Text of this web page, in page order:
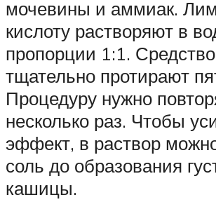
мочевины и аммиак.
кислоту растворяют в
пропорции 1:1.
тщательно протирают
Процедуру нужно
несколько раз. Чтобы
эффект, в раствор
соль до образования
кашицы.